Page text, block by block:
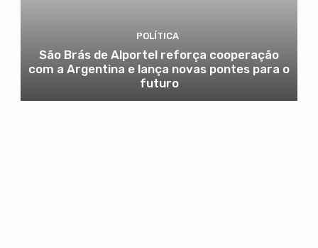
POLÍTICA
São Brás de Alportel reforça cooperação
com a Argentina e lança novas pontes para o
futuro